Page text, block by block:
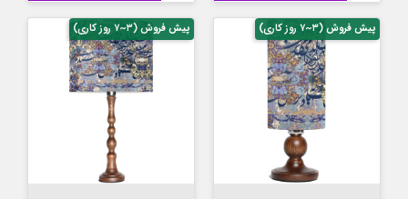
پیش فروش (۳~۷ روز کاری) پیش فروش (۳~۷ روز کاری)